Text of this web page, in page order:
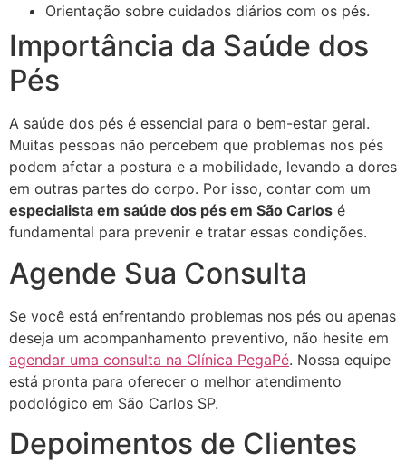
Orientação sobre cuidados diários com os pés.
Importância da Saúde dos
Pés
A saúde dos pés é essencial para o bem-estar geral.
Muitas pessoas não percebem que problemas nos pés
podem afetar a postura e a mobilidade, levando a dores
em outras partes do corpo. Por isso, contar com um
especialista em saúde dos pés em São Carlos é
fundamental para prevenir e tratar essas condições.
Agende Sua Consulta
Se você está enfrentando problemas nos pés ou apenas
deseja um acompanhamento preventivo, não hesite em
agendar uma consulta na Clínica PegaPé. Nossa equipe
está pronta para oferecer o melhor atendimento
podológico em São Carlos SP.
Depoimentos de Clientes